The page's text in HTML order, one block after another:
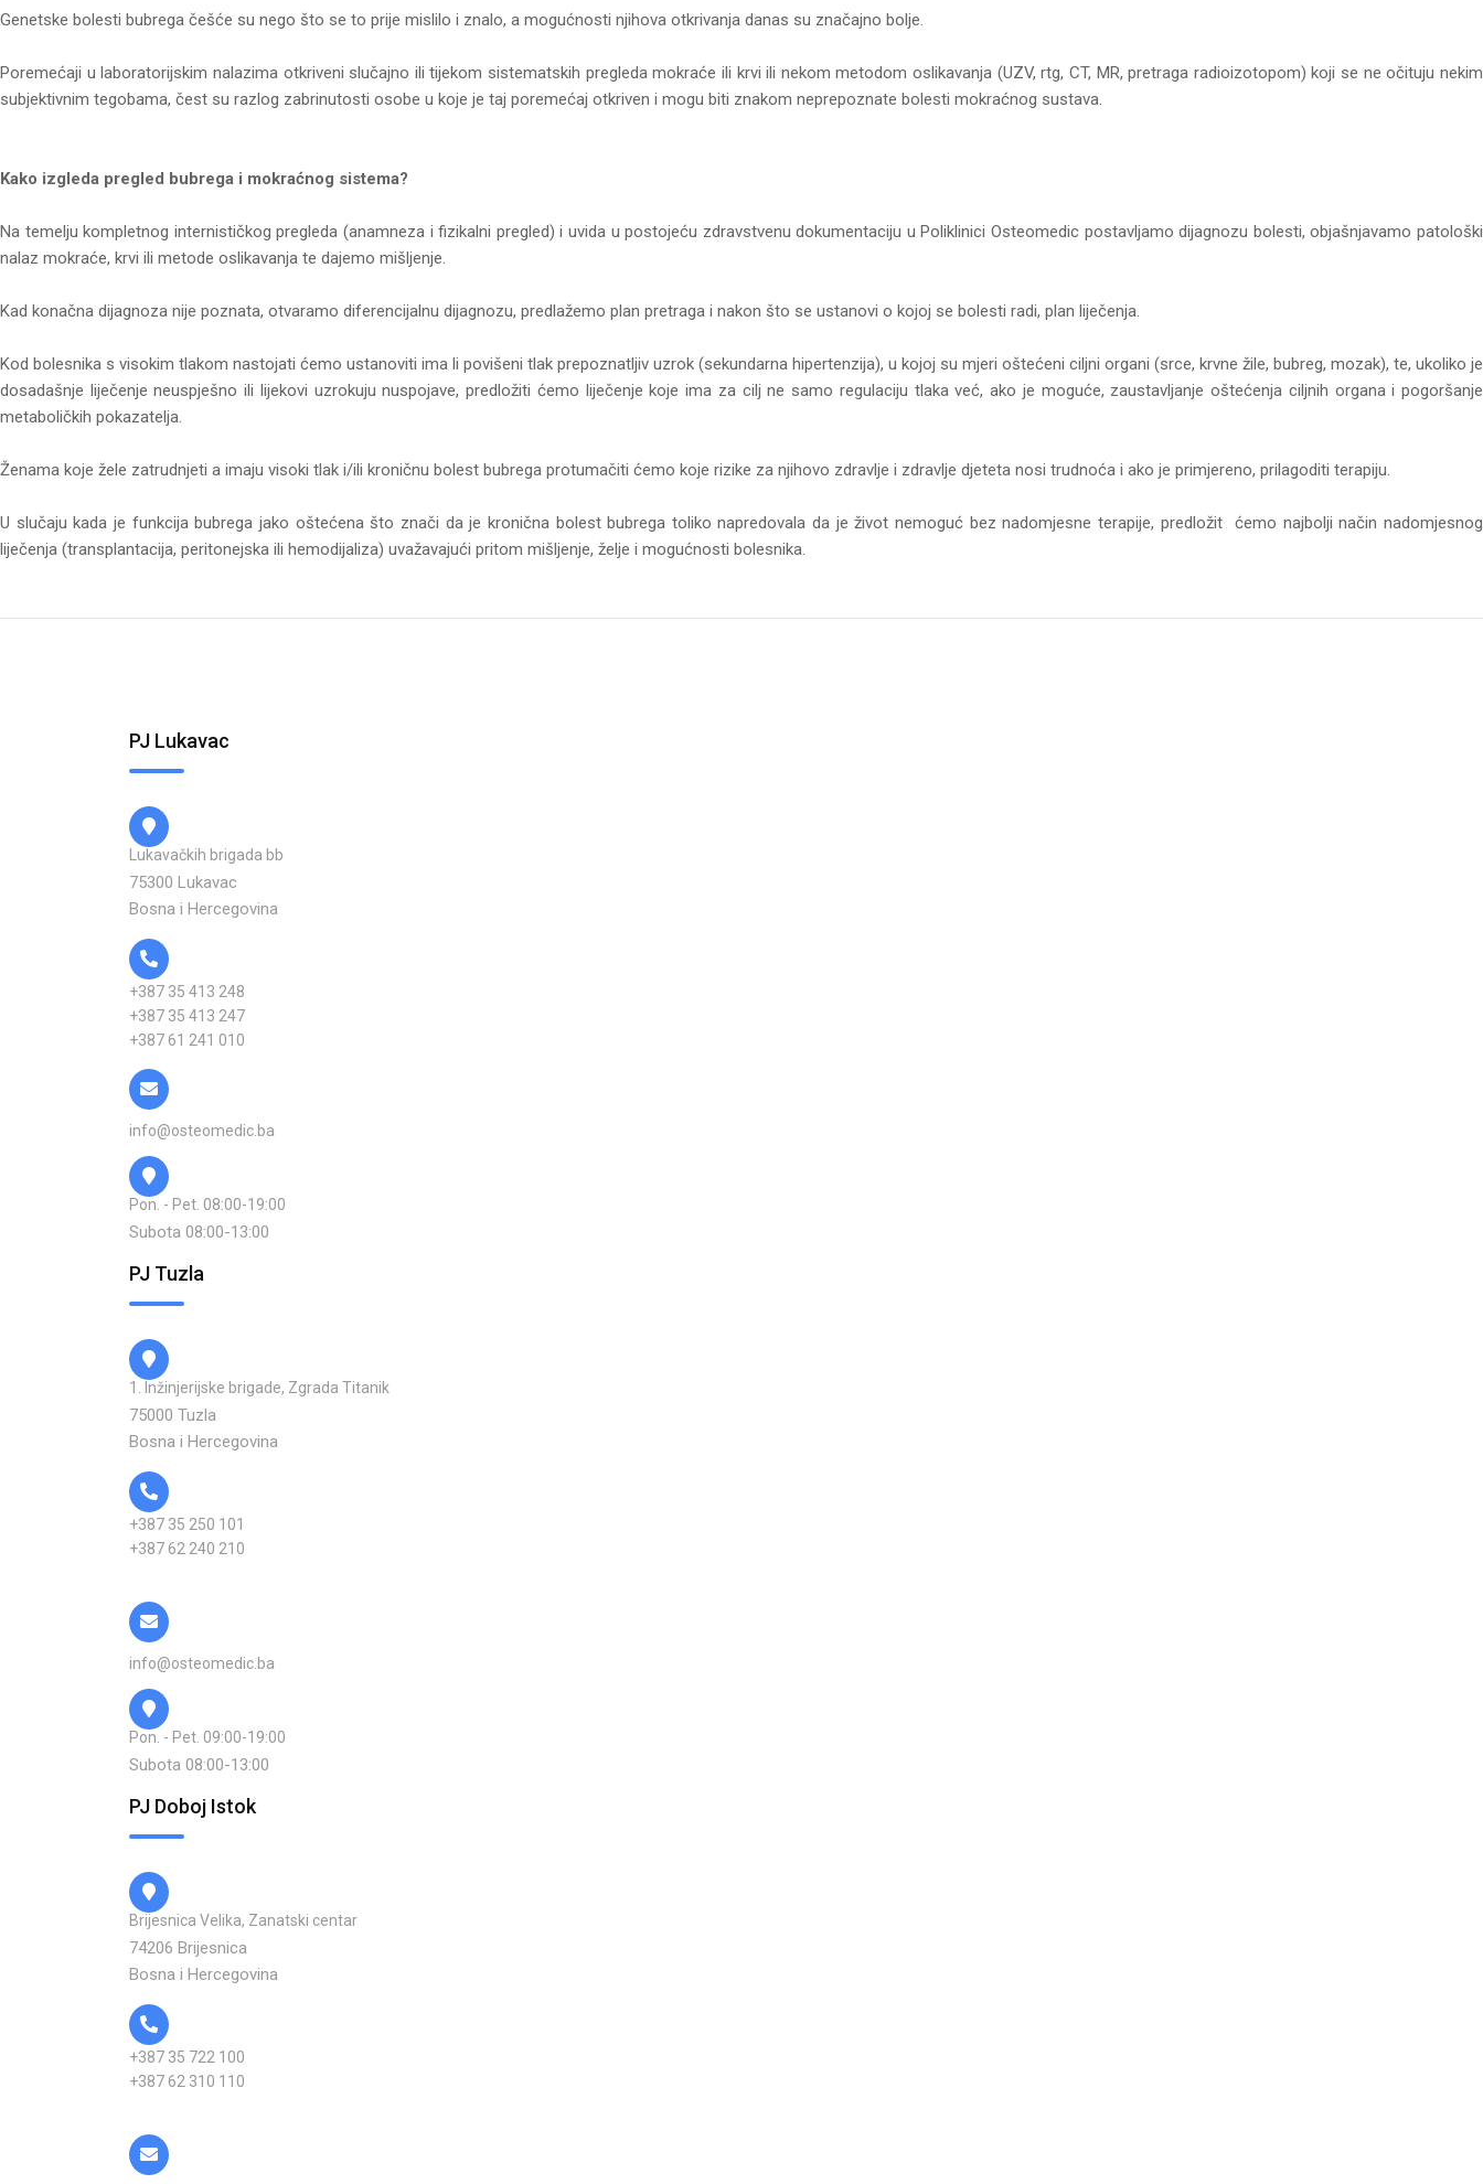
Genetske bolesti bubrega češće su nego što se to prije mislilo i znalo, a mogućnosti njihova otkrivanja danas su značajno bolje.
Poremećaji u laboratorijskim nalazima otkriveni slučajno ili tijekom sistematskih pregleda mokraće ili krvi ili nekom metodom oslikavanja (UZV, rtg, CT, MR, pretraga radioizotopom) koji se ne očituju nekim
subjektivnim tegobama, čest su razlog zabrinutosti osobe u koje je taj poremećaj otkriven i mogu biti znakom neprepoznate bolesti mokraćnog sustava.
Kako izgleda pregled bubrega i mokraćnog sistema?
Na temelju kompletnog internističkog pregleda (anamneza i fizikalni pregled) i uvida u postojeću zdravstvenu dokumentaciju u Poliklinici Osteomedic postavljamo dijagnozu bolesti, objašnjavamo patološki
nalaz mokraće, krvi ili metode oslikavanja te dajemo mišljenje.
Kad konačna dijagnoza nije poznata, otvaramo diferencijalnu dijagnozu, predlažemo plan pretraga i nakon što se ustanovi o kojoj se bolesti radi, plan liječenja.
Kod bolesnika s visokim tlakom nastojati ćemo ustanoviti ima li povišeni tlak prepoznatljiv uzrok (sekundarna hipertenzija), u kojoj su mjeri oštećeni ciljni organi (srce, krvne žile, bubreg, mozak), te, ukoliko je
dosadašnje liječenje neuspješno ili lijekovi uzrokuju nuspojave, predložiti ćemo liječenje koje ima za cilj ne samo regulaciju tlaka već, ako je moguće, zaustavljanje oštećenja ciljnih organa i pogoršanje
metaboličkih pokazatelja.
Ženama koje žele zatrudnjeti a imaju visoki tlak i/ili kroničnu bolest bubrega protumačiti ćemo koje rizike za njihovo zdravlje i zdravlje djeteta nosi trudnoća i ako je primjereno, prilagoditi terapiju.
U slučaju kada je funkcija bubrega jako oštećena što znači da je kronična bolest bubrega toliko napredovala da je život nemoguć bez nadomjesne terapije, predložit ćemo najbolji način nadomjesnog
liječenja (transplantacija, peritonejska ili hemodijaliza) uvažavajući pritom mišljenje, želje i mogućnosti bolesnika.
PJ Lukavac
Lukavačkih brigada bb
75300 Lukavac
Bosna i Hercegovina
+387 35 413 248
+387 35 413 247
+387 61 241 010
info@osteomedic.ba
Pon. - Pet. 08:00-19:00
Subota 08:00-13:00
PJ Tuzla
1. Inžinjerijske brigade, Zgrada Titanik
75000 Tuzla
Bosna i Hercegovina
+387 35 250 101
+387 62 240 210
info@osteomedic.ba
Pon. - Pet. 09:00-19:00
Subota 08:00-13:00
PJ Doboj Istok
Brijesnica Velika, Zanatski centar
74206 Brijesnica
Bosna i Hercegovina
+387 35 722 100
+387 62 310 110